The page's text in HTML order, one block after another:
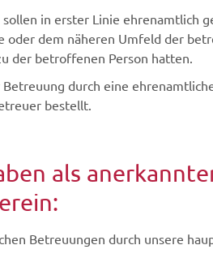
sollen in erster Linie
oder dem näheren Umfeld der
der betroffenen Person hatten.
durch eine
bestellt.
als
Betreuungen durch unsere